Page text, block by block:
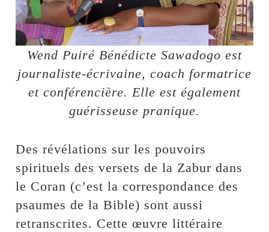
Wend Puiré Bénédicte Sawadogo est
journaliste-écrivaine, coach formatrice
et conférencière. Elle est également
guérisseuse pranique.
Des révélations sur les pouvoirs
spirituels des versets de la Zabur dans
le Coran (c’est la correspondance des
psaumes de la Bible) sont aussi
retranscrites. Cette œuvre littéraire